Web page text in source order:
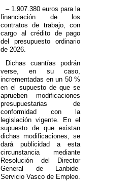
– 1.907.380 euros para la
financiación de los
contratos de trabajo, con
cargo al crédito de pago
del presupuesto ordinario
de 2026.
Dichas cuantías podrán
verse, en su caso,
incrementadas en un 50 %
en el supuesto de que se
aprueben modificaciones
presupuestarias de
conformidad con la
legislación vigente. En el
supuesto de que existan
dichas modificaciones, se
dará publicidad a esta
circunstancia mediante
Resolución del Director
General de Lanbide-
Servicio Vasco de Empleo.